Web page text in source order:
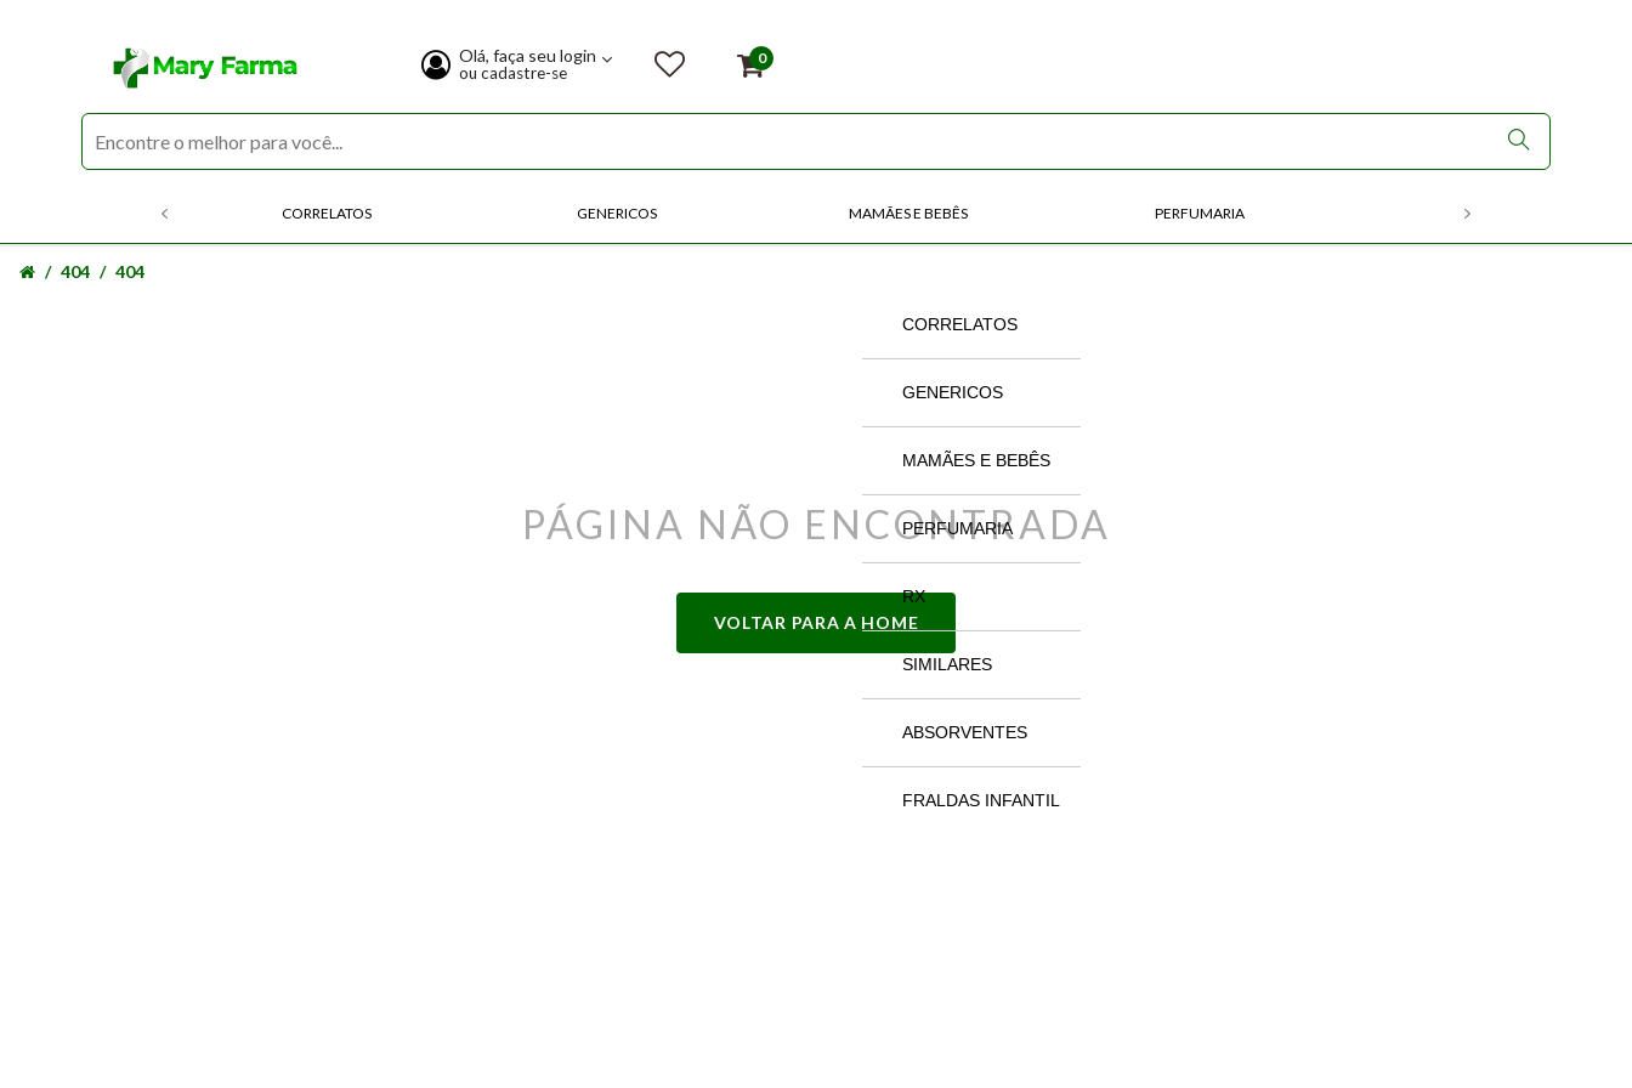
Olá, faça seu login
ou cadastre-se
0
CORRELATOS GENERICOS MAMÃES E BEBÊS PERFUMARIA
CORRELATOS
GENERICOS
MAMÃES E BEBÊS
PERFUMARIA
RX
SIMILARES
ABSORVENTES
FRALDAS INFANTIL
404 404
PÁGINA NÃO ENCONTRADA
VOLTAR PARA A HOME